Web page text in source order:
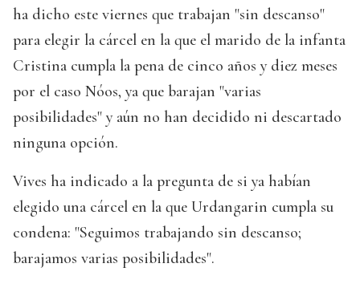
ha dicho este viernes que trabajan "sin descanso"
para elegir la cárcel en la que el marido de la infanta
Cristina cumpla la pena de cinco años y diez meses
por el caso Nóos, ya que barajan "varias
posibilidades" y aún no han decidido ni descartado
ninguna opción.
Vives ha indicado a la pregunta de si ya habían
elegido una cárcel en la que Urdangarin cumpla su
condena: "Seguimos trabajando sin descanso;
barajamos varias posibilidades".